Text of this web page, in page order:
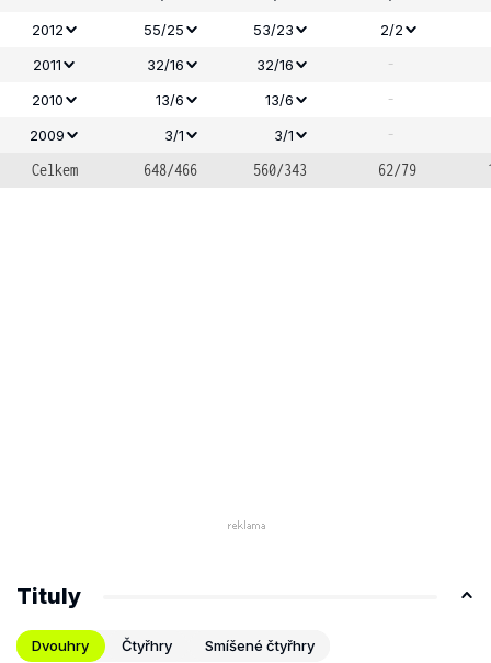
2012
55/25 53/23
2/2
2011
32/16 32/16 -
2010 13/6 13/6 -
2009 3/1 3/1
-
Celkem
648/466 560/343 62/79
Tituly
Dvouhry Čtyřhry Smíšené čtyřhry